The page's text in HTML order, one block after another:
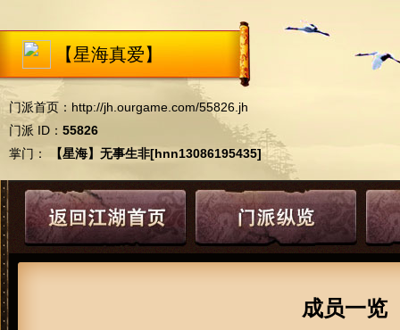
【星海真爱】
门派首页： http://jh.ourgame.com/55826.jh
门派 ID： 55826
掌门：
【星海】无事生非[hnn13086195435]
成员一览